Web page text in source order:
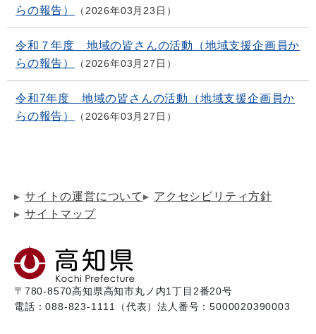
らの報告）
2026年03月23日
令和７年度 地域の皆さんの活動（地域支援企画員か
らの報告）
2026年03月27日
令和7年度 地域の皆さんの活動（地域支援企画員か
らの報告）
2026年03月27日
サイトの運営について
アクセシビリティ方針
サイトマップ
〒780-8570高知県高知市丸ノ内1丁目2番20号
電話：088-823-1111（代表）法人番号：5000020390003